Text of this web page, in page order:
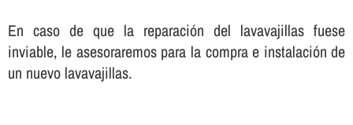
En caso de que la reparación del lavavajillas fuese
inviable, le asesoraremos para la compra e instalación de
un nuevo lavavajillas.